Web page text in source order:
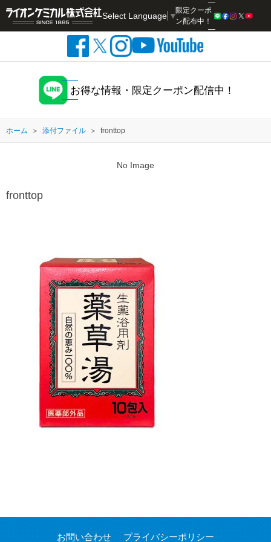
Select Language ▼
限定クーポ
ン配布中！
お得な情報・限定クーポン配信中！
ホーム 添付ファイル fronttop
No Image
fronttop
お問い合わせ プライバシーポリシー
検索